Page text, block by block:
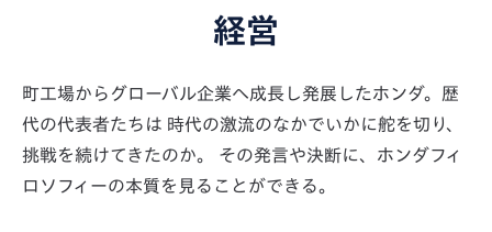
経営
町工場からグローバル企業へ成長し発展したホンダ。歴
代の代表者たちは 時代の激流のなかでいかに舵を切り、
挑戦を続けてきたのか。
その発言や決断に、ホンダフィ
ロソフィーの本質を見ることができる。